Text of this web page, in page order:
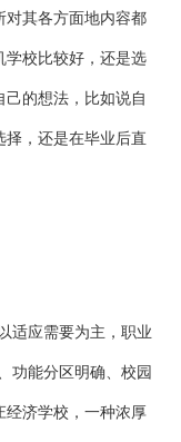
对其各方面地内容都
学校比较好，还是选
的想法，比如说自
，还是在毕业后直
适应需要为主，职业
功能分区明确、校园
经济学校，一种浓厚